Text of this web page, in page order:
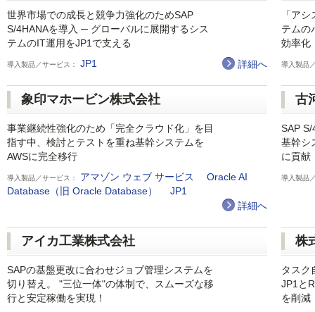
世界市場での成長と競争力強化のためSAP
S/4HANAを導入 ─ グローバルに展開するシス
テムのIT運用をJP1で支える
導入製品／サービス： JP1 詳細へ
「ア
テムの
効率化
導入製品
象印マホービン株式会社
事業継続性強化のため「完全クラウド化」を目
指す中、検討とテストを重ね基幹システムを
AWSに完全移行
導入製品／サービス： アマゾン ウェブ サービス
Oracle AI
Database（旧 Oracle Database）
JP1
詳細へ
古
SAP
基幹シ
に貢献
導入製品
アイカ工業株式会社
SAPの基盤更改に合わせジョブ管理システムを
切り替え。 "三位一体"の体制で、スムーズな移
行と安定稼働を実現！
株
タスク
JP1と
を削減